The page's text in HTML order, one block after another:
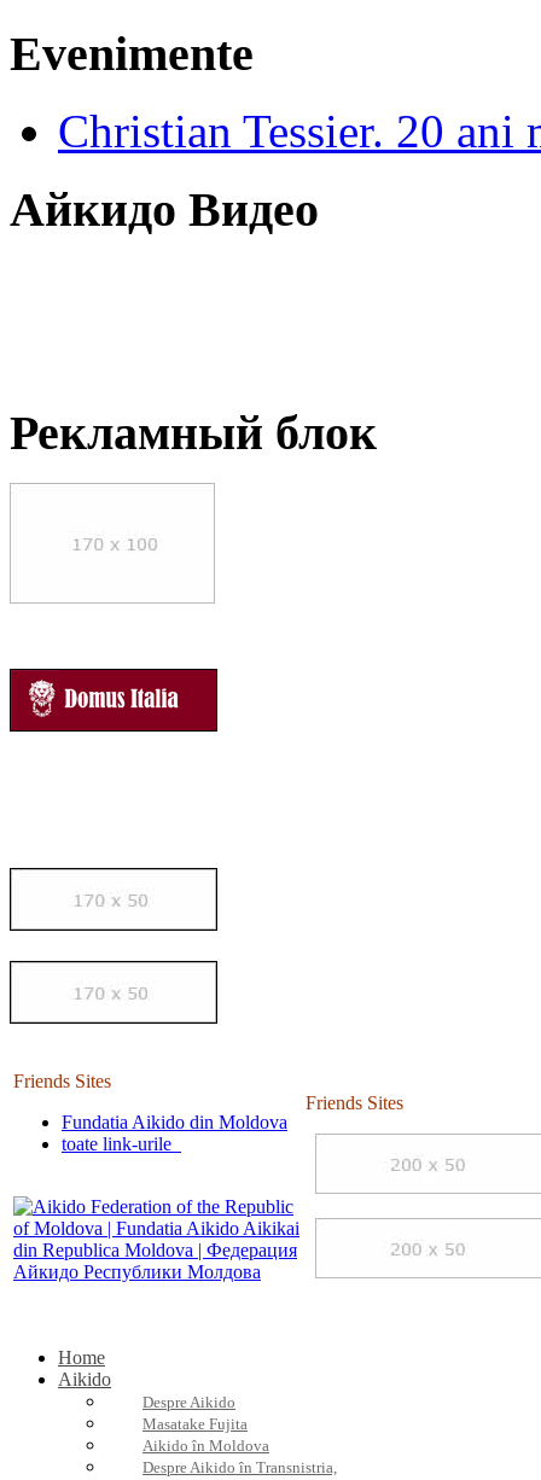
Evenimente
Christian Tessier. 20 ani
Айкидо Видео
Рекламный блок
Friends Sites
Fundatia Aikido din Moldova
toate link-urile
Friends Sites
Home
Aikido
Despre Aikido
Masatake Fujita
Aikido în Moldova
Despre Aikido în Transnistria,